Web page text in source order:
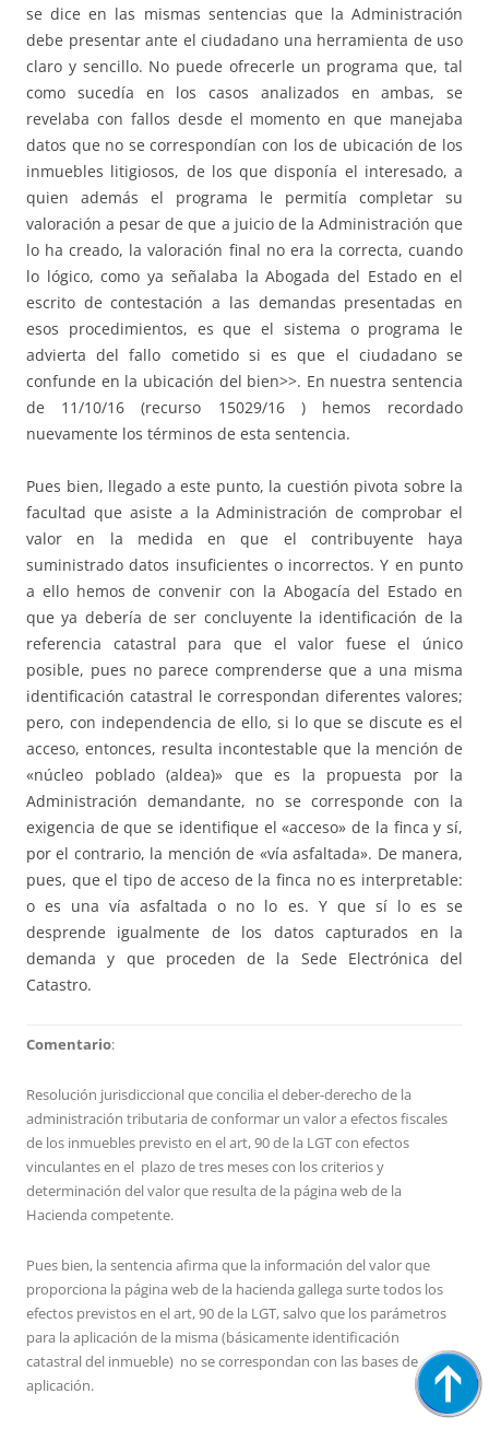
se dice en las mismas sentencias que la Administración
debe presentar ante el ciudadano una herramienta de uso
claro y sencillo. No puede ofrecerle un programa que, tal
como sucedía en los casos analizados en ambas, se
revelaba con fallos desde el momento en que manejaba
datos que no se correspondían con los de ubicación de los
inmuebles litigiosos, de los que disponía el interesado, a
quien además el programa le permitía completar su
valoración a pesar de que a juicio de la Administración que
lo ha creado, la valoración final no era la correcta, cuando
lo lógico, como ya señalaba la Abogada del Estado en el
escrito de contestación a las demandas presentadas en
esos procedimientos, es que el sistema o programa le
advierta del fallo cometido si es que el ciudadano se
confunde en la ubicación del bien>>. En nuestra sentencia
de 11/10/16 (recurso 15029/16 ) hemos recordado
nuevamente los términos de esta sentencia.
Pues bien, llegado a este punto, la cuestión pivota sobre la
facultad que asiste a la Administración de comprobar el
valor en la medida en que el contribuyente haya
suministrado datos insuficientes o incorrectos. Y en punto
a ello hemos de convenir con la Abogacía del Estado en
que ya debería de ser concluyente la identificación de la
referencia catastral para que el valor fuese el único
posible, pues no parece comprenderse que a una misma
identificación catastral le correspondan diferentes valores;
pero, con independencia de ello, si lo que se discute es el
acceso, entonces, resulta incontestable que la mención de
«núcleo poblado (aldea)» que es la propuesta por la
Administración demandante, no se corresponde con la
exigencia de que se identifique el «acceso» de la finca y sí,
por el contrario, la mención de «vía asfaltada». De manera,
pues, que el tipo de acceso de la finca no es interpretable:
o es una vía asfaltada o no lo es. Y que sí lo es se
desprende igualmente de los datos capturados en la
demanda y que proceden de la Sede Electrónica del
Catastro.
Comentario:
Resolución jurisdiccional que concilia el deber-derecho de la
administración tributaria de conformar un valor a efectos fiscales
de los inmuebles previsto en el art, 90 de la LGT con efectos
vinculantes en el plazo de tres meses con los criterios y
determinación del valor que resulta de la página web de la
Hacienda competente.
Pues bien, la sentencia afirma que la información del valor que
proporciona la página web de la hacienda gallega surte todos los
efectos previstos en el art, 90 de la LGT, salvo que los parámetros
para la aplicación de la misma (básicamente identificación
catastral del inmueble) no se correspondan con las bases de
aplicación.